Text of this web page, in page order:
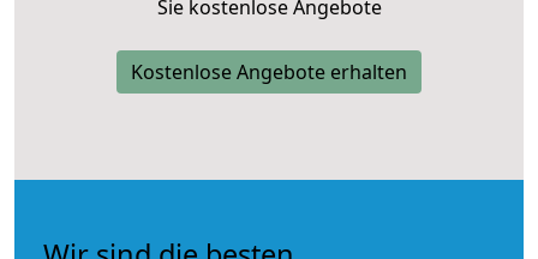
Sie kostenlose Angebote
Kostenlose Angebote erhalten